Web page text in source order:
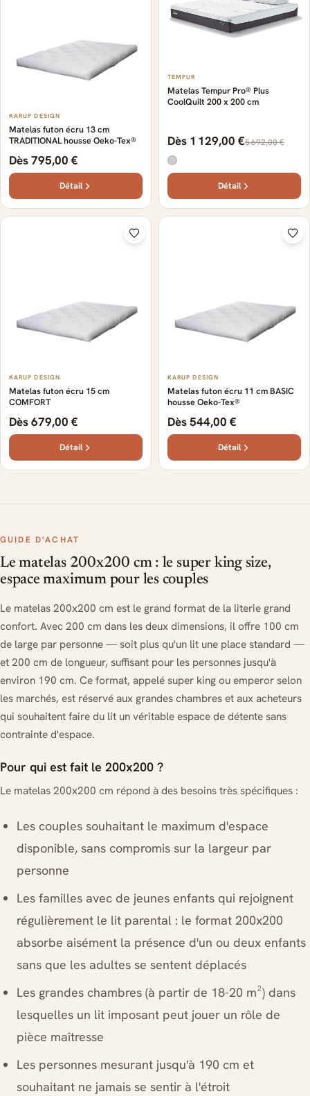
KARUP DESIGN
Matelas futon écru 13 cm
TRADITIONAL housse Oeko-Tex®
Dès 795,00 €
Détail
TEMPUR
Matelas Tempur Pro® Plus
CoolQuilt 200 x 200 cm
Dès 1 129,00 €5 692,00 €
Détail
KARUP DESIGN
Matelas futon écru 15 cm
COMFORT
Dès 679,00 €
Détail
KARUP DESIGN
Matelas futon écru 11 cm BASIC
housse Oeko-Tex®
Dès 544,00 €
Détail
GUIDE D'ACHAT
Le matelas 200x200 cm : le super king size,
espace maximum pour les couples
Le matelas 200x200 cm est le grand format de la literie grand
confort. Avec 200 cm dans les deux dimensions, il offre 100 cm
de large par personne — soit plus qu'un lit une place standard —
et 200 cm de longueur, suffisant pour les personnes jusqu'à
environ 190 cm. Ce format, appelé super king ou emperor selon
les marchés, est réservé aux grandes chambres et aux acheteurs
qui souhaitent faire du lit un véritable espace de détente sans
contrainte d'espace.
Pour qui est fait le 200x200 ?
Le matelas 200x200 cm répond à des besoins très spécifiques :
Les couples souhaitant le maximum d'espace
disponible, sans compromis sur la largeur par
personne
Les familles avec de jeunes enfants qui rejoignent
régulièrement le lit parental : le format 200x200
absorbe aisément la présence d'un ou deux enfants
sans que les adultes se sentent déplacés
Les grandes chambres (à partir de 18-20 m²) dans
lesquelles un lit imposant peut jouer un rôle de
pièce maîtresse
Les personnes mesurant jusqu'à 190 cm et
souhaitant ne jamais se sentir à l'étroit